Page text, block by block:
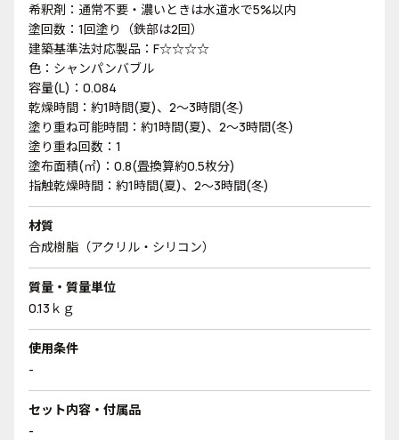
希釈剤：通常不要・濃いときは水道水で5%以内
塗回数：1回塗り（鉄部は2回）
建築基準法対応製品：F☆☆☆☆
色：シャンパンバブル
容量(L)：0.084
乾燥時間：約1時間(夏)、2～3時間(冬)
塗り重ね可能時間：約1時間(夏)、2～3時間(冬)
塗り重ね回数：1
塗布面積(㎡)：0.8(畳換算約0.5枚分)
指触乾燥時間：約1時間(夏)、2～3時間(冬)
材質
合成樹脂（アクリル・シリコン）
質量・質量単位
0.13ｋｇ
使用条件
-
セット内容・付属品
-